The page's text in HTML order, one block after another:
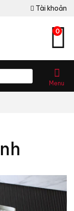
Tài khoản
0
Menu